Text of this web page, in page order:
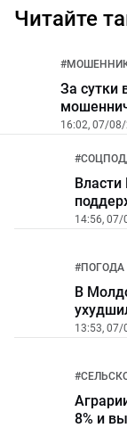
Читайте
#
За сутки
16:02, 07/
#
14:56,
#
В
13:53,
#
8% и